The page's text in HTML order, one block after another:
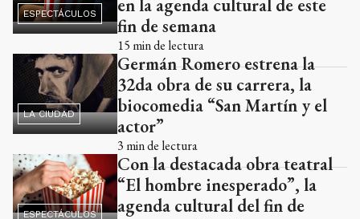
ESPECTÁCULOS
en la agenda cultural de este
fin de semana
15 min de lectura
LA CIUDAD
Germán Romero estrena la
32da obra de su carrera, la
biocomedia “San Martín y el
actor”
3 min de lectura
ESPECTÁCULOS
Con la destacada obra teatral
“El hombre inesperado”, la
agenda cultural del fin de